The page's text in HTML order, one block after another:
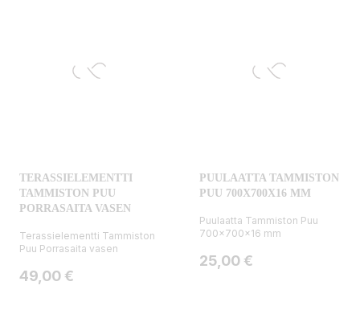
TERASSIELEMENTTI
TAMMISTON PUU
PORRASAITA VASEN
Terassielementti Tammiston
Puu Porrasaita vasen
Hinta
49,00 €
PUULAATTA TAMMISTON
PUU 700X700X16 MM
Puulaatta Tammiston Puu
700x700x16 mm
Hinta
25,00 €